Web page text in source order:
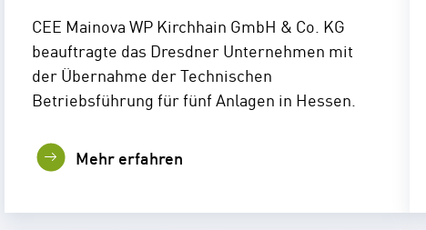
CEE Mainova WP Kirchhain GmbH & Co. KG
beauftragte das Dresdner Unternehmen mit
der Übernahme der Technischen
Betriebsführung für fünf Anlagen in Hessen.
Mehr erfahren